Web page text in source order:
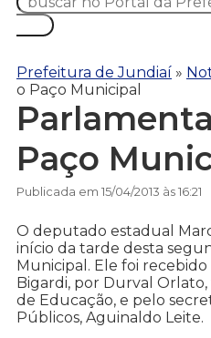
Prefeitura de Jundiaí »
o Paço Municipal
Paço
Publicada em 15/04/2013 às 16:21
O deputado estadual
início da tarde desta
Municipal. Ele foi
Bigardi, por Durval
de Educação, e pelo
Públicos, Aguinaldo Leite.